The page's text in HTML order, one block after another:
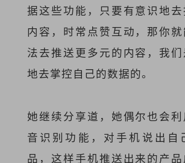
据这些功能，只要有意识地
内容，时常点赞互动，那你
法去推送更多元的内容，我
地去掌控自己的数据的。
她继续分享道，她偶尔也会
音识别功能，对手机说出自
品，这样手机推送出来的产